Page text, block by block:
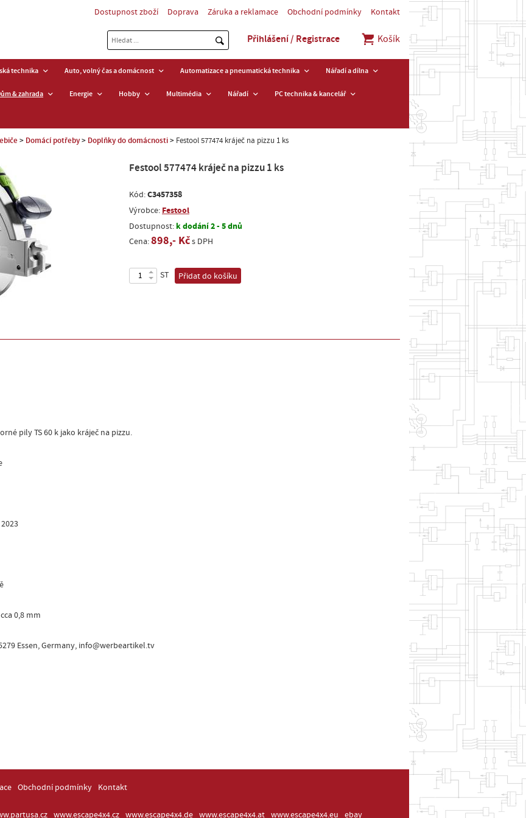
Dostupnost zboží Doprava Záruka a reklamace Obchodní podmínky Kontakt
Přihlášení / Registrace Košík
technika Auto, volný čas a domácnost Automatizace a pneumatická technika Nářadí a dílna
& zahrada Energie Hobby Multimédia Nářadí PC technika & kancelář
Domácí potřeby Doplňky do domácnosti Festool 577474 kráječ na pizzu 1 ks
Festool 577474 kráječ na pizzu 1 ks
Kód:C3457358
Výrobce: Festool
Dostupnost:k dodání 2 - 5 dnů
Cena:898,- Kčs DPH
ST Přidat do košíku
pily TS 60 k jako kráječ na pizzu.
0,8 mm
Essen, Germany, info@werbeartikel.tv
Obchodní podmínky Kontakt
www.escape4x4.cz www.escape4x4.de www.escape4x4.at www.escape4x4.eu ebay